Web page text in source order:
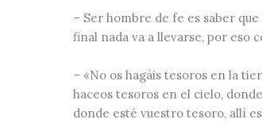
– Ser hombre de fe es saber
final nada va a llevarse, por eso
– «No os hagáis tesoros en la
haceos tesoros en el cielo,
donde esté vuestro tesoro, allí